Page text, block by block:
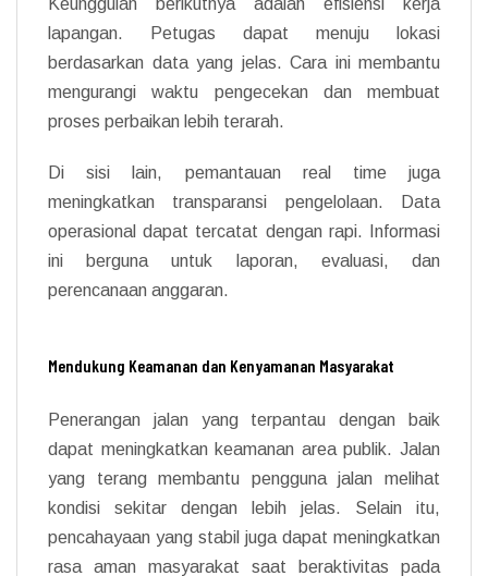
lapangan. Petugas dapat menuju lokasi
berdasarkan data yang jelas. Cara ini membantu
mengurangi waktu pengecekan dan membuat
proses perbaikan lebih terarah.
Di sisi lain, pemantauan real time juga
meningkatkan transparansi pengelolaan. Data
operasional dapat tercatat dengan rapi. Informasi
ini berguna untuk laporan, evaluasi, dan
perencanaan anggaran.
Mendukung Keamanan dan Kenyamanan Masyarakat
Penerangan jalan yang terpantau dengan baik
dapat meningkatkan keamanan area publik. Jalan
yang terang membantu pengguna jalan melihat
kondisi sekitar dengan lebih jelas. Selain itu,
pencahayaan yang stabil juga dapat meningkatkan
rasa aman masyarakat saat beraktivitas pada